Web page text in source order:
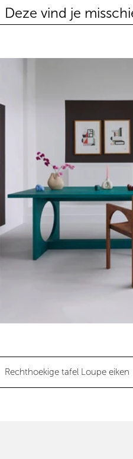
Deze vind je
Rechthoekige tafel Loupe eiken